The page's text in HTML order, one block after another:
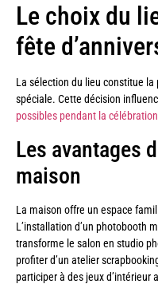
Le choix du
fête
La sélection du lieu constitue
spéciale. Cette décision
possibles pendant la célébration
Les avantages
maison
La maison offre un espace
L’installation d’un photobooth
transforme le salon en studio
profiter d’un atelier
participer à des jeux d’intérieur